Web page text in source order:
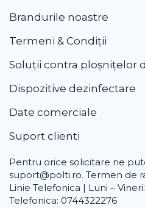
Brandurile noastre
Termeni & Condiții
Soluții contra ploșnițelor
Dispozitive dezinfectare
Date comerciale
Suport clienti
Pentru orice solicitare ne
suport@polti.ro. Termen de
Linie Telefonica | Luni –
Telefonica: 0744322276